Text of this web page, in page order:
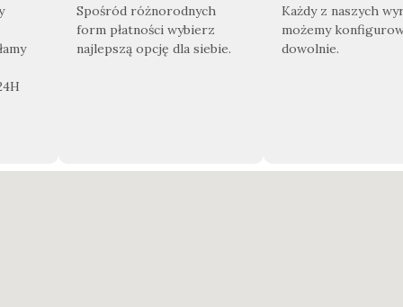
Spośród różnorodnych
form płatności wybierz
najlepszą opcję dla siebie.
Każdy z naszych
możemy
dowolnie.